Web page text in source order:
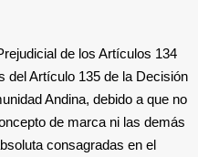
de los Artículos 134
del Artículo 135 de la Decisión
Andina, debido a que no
de marca ni las demás
consagradas en el